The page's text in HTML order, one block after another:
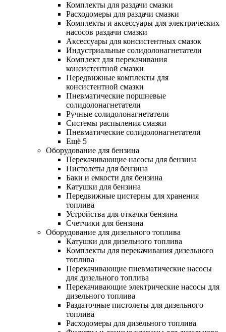
Комплекты для раздачи смазки
Расходомеры для раздачи смазки
Комплекты и аксессуары для электрических
насосов раздачи смазки
Аксессуары для консистентных смазок
Индустриальные солидолонагнетатели
Комплект для перекачивания
консистентной смазки
Передвижные комплекты для
консистентной смазки
Пневматические поршневые
солидолонагнетатели
Ручные солидолонагнетатели
Системы распыления смазки
Пневматические солидолонагнетатели
Ещё 5
Оборудование для бензина
Перекачивающие насосы для бензина
Пистолеты для бензина
Баки и емкости для бензина
Катушки для бензина
Передвижные цистерны для хранения
топлива
Устройства для откачки бензина
Счетчики для бензина
Оборудование для дизельного топлива
Катушки для дизельного топлива
Комплекты для перекачивания дизельного
топлива
Перекачивающие пневматические насосы
для дизельного топлива
Перекачивающие электрические насосы для
дизельного топлива
Раздаточные пистолеты для дизельного
топлива
Расходомеры для дизельного топлива